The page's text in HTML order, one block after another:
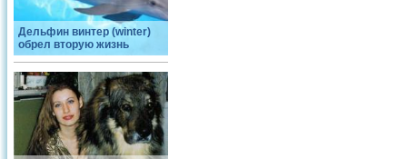
Дельфин винтер (winter)
обрел вторую жизнь